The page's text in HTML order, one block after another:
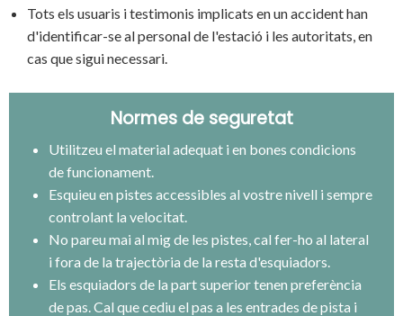
Tots els usuaris i testimonis implicats en un accident han
d'identificar-se al personal de l'estació i les autoritats, en
cas que sigui necessari.
Normes de seguretat
Utilitzeu el material adequat i en bones condicions
de funcionament.
Esquieu en pistes accessibles al vostre nivell i sempre
controlant la velocitat.
No pareu mai al mig de les pistes, cal fer-ho al lateral
i fora de la trajectòria de la resta d'esquiadors.
Els esquiadors de la part superior tenen preferència
de pas. Cal que cediu el pas a les entrades de pista i